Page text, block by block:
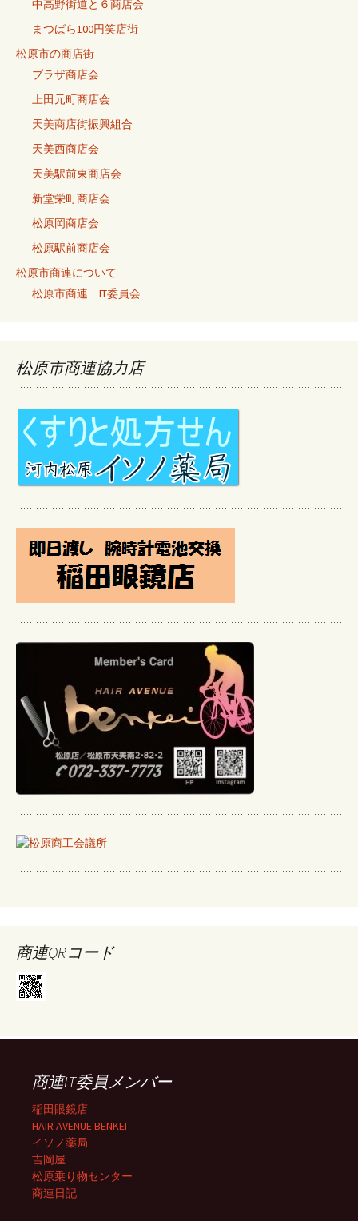
中高野街道と６商店会
まつばら100円笑店街
松原市の商店街
プラザ商店会
上田元町商店会
天美商店街振興組合
天美西商店会
天美駅前東商店会
新堂栄町商店会
松原岡商店会
松原駅前商店会
松原市商連について
松原市商連 IT委員会
松原市商連協力店
商連QRコード
商連IT委員メンバー
稲田眼鏡店
HAIR AVENUE BENKEI
イソノ薬局
吉岡屋
松原乗り物センター
商連日記